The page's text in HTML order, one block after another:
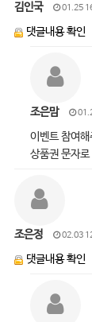
김인국 01.25
댓글내용 확인
조은맘
이벤트 참여
상품권 문자
조은정 02.03
댓글내용 확인